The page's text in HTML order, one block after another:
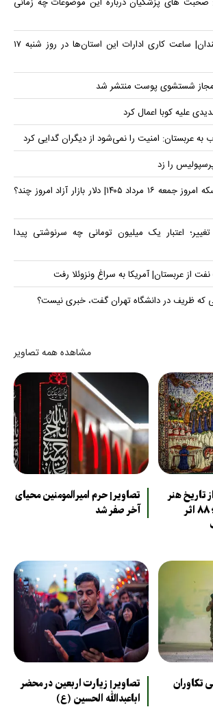
خبر مهم برای کارمندان| ساعت کاری ادارات این استان‌ها در روز شنبه ۱۷
شستشوی پوست منتشر شد
علیه کوبا اعمال کرد
به عربستان: امنیت را نمی‌شود از دیگران گدایی کرد
را زد
قیمت دلار، طلا و سکه امروز جمعه ۱۶ مرداد ۱۴۰۵| دلار بازار آزاد امروز چند؟
تغییر؛ اعتبار یک میلیون تومانی چه سرنوشتی پیدا
که ظریف در دانشگاه تهران گفت، خبری نیست؟
مشاهده همه تصاویر
تاریخ هنر
ایران به حراج رفت؛ ۸۸ اثر
تصاویر| حرم امیرالمومنین محیای
آخر صفر شد
تکاوران
تصاویر| زیارت اربعین در محضر
اباعبدالله الحسین (ع)